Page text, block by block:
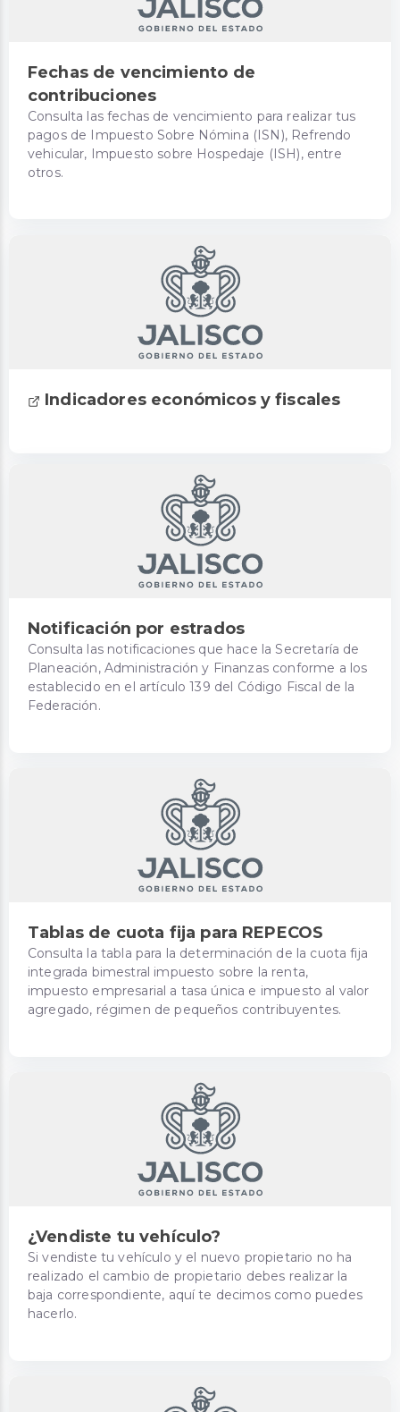
Fechas de vencimiento de
contribuciones
Consulta las fechas de vencimiento para realizar tus
pagos de Impuesto Sobre Nómina (ISN), Refrendo
vehicular, Impuesto sobre Hospedaje (ISH), entre
otros.
Indicadores económicos y fiscales
Notificación por estrados
Consulta las notificaciones que hace la Secretaría de
Planeación, Administración y Finanzas conforme a los
establecido en el artículo 139 del Código Fiscal de la
Federación.
Tablas de cuota fija para REPECOS
Consulta la tabla para la determinación de la cuota fija
integrada bimestral impuesto sobre la renta,
impuesto empresarial a tasa única e impuesto al valor
agregado, régimen de pequeños contribuyentes.
¿Vendiste tu vehículo?
Si vendiste tu vehículo y el nuevo propietario no ha
realizado el cambio de propietario debes realizar la
baja correspondiente, aquí te decimos como puedes
hacerlo.